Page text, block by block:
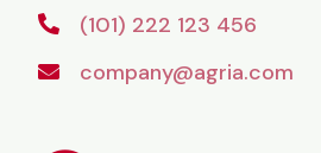
(101) 222 123 456
company@agria.com